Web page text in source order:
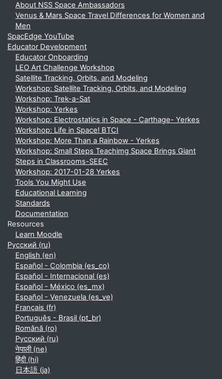
About NSS Space Ambassadors
Venus & Mars Space Travel Differences for Women and
Men
SpacEdge YouTube
Educator Development
Educator Onboarding
LEO Art Challenge Workshop
Satellite Tracking, Orbits, and Modeling
Workshop: Satellite Tracking, Orbits, and Modeling
Workshop: Trek-a-Sat
Workshop: Yerkes
Workshop: Electrostatics in Space - Carthage- Yerkes
Workshop: Life in Space! BTCI
Workshop: More Than a Rainbow - Yerkes
Workshop: Small Steps Teachimg Space Brings Giant
Steps in Classrooms-SEEC
Workshop: 2017-01-28 Yerkes
Tools You Might Use
Educational Learning
Standards
Documentation
Resources
Learn Moodle
Русский ‎(ru)‎
English ‎(en)‎
Español - Colombia ‎(es_co)‎
Español - Internacional ‎(es)‎
Español - México ‎(es_mx)‎
Español - Venezuela ‎(es_ve)‎
Français ‎(fr)‎
Português - Brasil ‎(pt_br)‎
Română ‎(ro)‎
Русский ‎(ru)‎
नेपाली ‎(ne)‎
हिंदी ‎(hi)‎
日本語 ‎(ja)‎